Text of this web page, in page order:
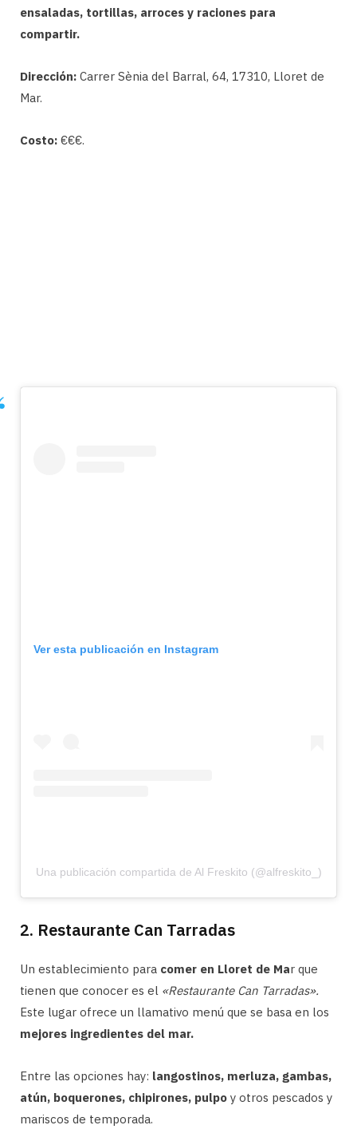
ensaladas, tortillas, arroces y raciones para
compartir.
Dirección: Carrer Sènia del Barral, 64, 17310, Lloret de
Mar.
Costo: €€€.
Ver esta publicación en Instagram
Una publicación compartida de Al Freskito (@alfreskito_)
2. Restaurante Can Tarradas
Un establecimiento para comer en Lloret de Mar que
tienen que conocer es el «Restaurante Can Tarradas».
Este lugar ofrece un llamativo menú que se basa en los
mejores ingredientes del mar.
Entre las opciones hay: langostinos, merluza, gambas,
atún, boquerones, chipirones, pulpo y otros pescados y
mariscos de temporada.